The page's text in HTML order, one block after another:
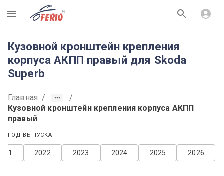
R
Кузовной кронштейн крепления
корпуса АКПП правый для Skoda
Superb
Главная /
/
Кузовной кронштейн крепления корпуса АКПП
правый
ГОД ВЫПУСКА
2026
2025
2024
2023
2022